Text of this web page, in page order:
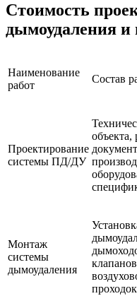
Стоимость
дымоудаления и
Наименование
работ
Состав
Проектирование
системы ПД/ДУ
объекта,
Монтаж
системы
дымоудаления
проходок